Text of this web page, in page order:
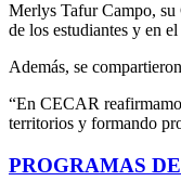
Merlys Tafur Campo, su
de los estudiantes y en
Además, se
“En CECAR
territorios y formando
PROGRAMAS